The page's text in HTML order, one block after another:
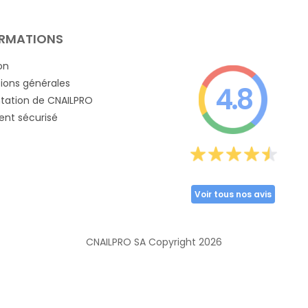
générales
de CNAILPRO
sécurisé
4.8
Voir tous nos avis
CNAILPRO SA Copyright 2026